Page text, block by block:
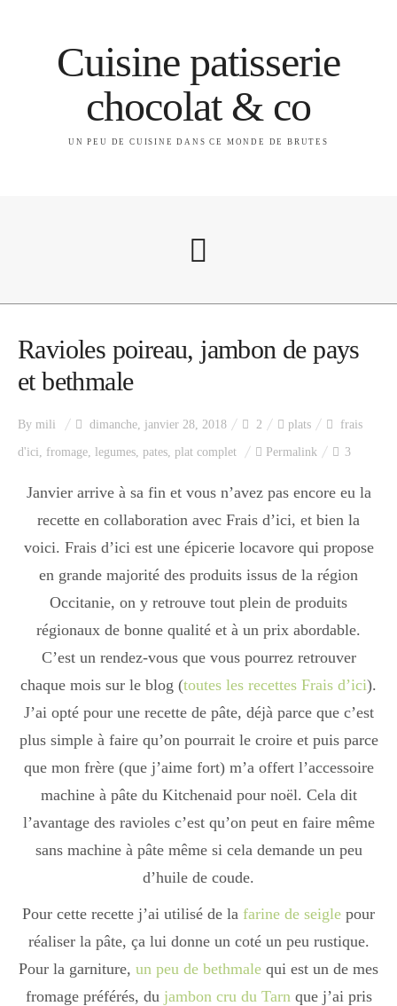
Cuisine patisserie
chocolat & co
UN PEU DE CUISINE DANS CE MONDE DE BRUTES
A propos
Catégories
Apéro
Entrée
plats
Dessert
Boisson chaudes
Les classiques
Mes amis en cuisine
Ravioles poireau, jambon de pays
et bethmale
By mili dimanche, janvier 28, 2018 2 plats frais
d'ici, fromage, legumes, pates, plat complet Permalink 3
Janvier arrive à sa fin et vous n’avez pas encore eu la
recette en collaboration avec Frais d’ici, et bien la
voici. Frais d’ici est une épicerie locavore qui propose
en grande majorité des produits issus de la région
Occitanie, on y retrouve tout plein de produits
régionaux de bonne qualité et à un prix abordable.
C’est un rendez-vous que vous pourrez retrouver
chaque mois sur le blog (toutes les recettes Frais d’ici).
J’ai opté pour une recette de pâte, déjà parce que c’est
plus simple à faire qu’on pourrait le croire et puis parce
que mon frère (que j’aime fort) m’a offert l’accessoire
machine à pâte du Kitchenaid pour noël. Cela dit
l’avantage des ravioles c’est qu’on peut en faire même
sans machine à pâte même si cela demande un peu
d’huile de coude.
Pour cette recette j’ai utilisé de la farine de seigle pour
réaliser la pâte, ça lui donne un coté un peu rustique.
Pour la garniture, un peu de bethmale qui est un de mes
fromage préférés, du jambon cru du Tarnque j’ai pris